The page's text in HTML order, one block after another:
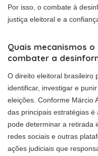
Por isso, o combate à
justiça eleitoral e a
Quais mecanismos
combater a
O direito eleitoral brasileiro
identificar, investigar e
eleições. Conforme Márcio
das principais estratégias
pode determinar a retirada
redes sociais e outras
ações judiciais que